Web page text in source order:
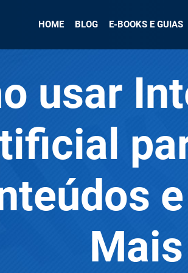
HOME BLOG E-BOOKS E GUIAS
usar
Mais